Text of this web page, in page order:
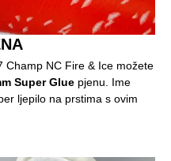
Champ NC Fire & Ice možete
Super Glue pjenu. Ime
ljepilo na prstima s ovim